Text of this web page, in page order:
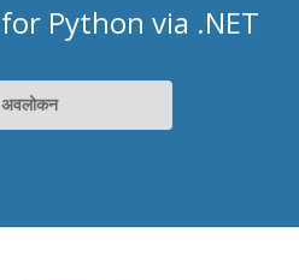
for Python via .NET
अवलोकन